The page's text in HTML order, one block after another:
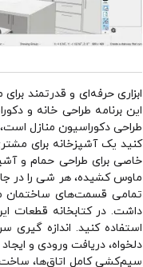
ابزاری حرفه‌ای و قدرتمند
اين برنامه طراحی خانه و
طراحی دكوراسيون منازل
كنيد يک آشپزخانه برای
خاصی برای طراحی حمام و
ماوس کشیده، هر شی را در
تمامی قسمت‌های ساختمان
داشت. در كتابخانه قطعات
استفاده كنيد. اندازه